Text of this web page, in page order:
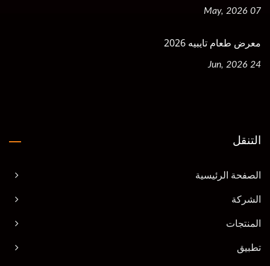
07 May, 2026
معرض طعام تايبيه 2026
24 Jun, 2026
التنقل
الصفحة الرئيسية
الشركة
المنتجات
تطبيق